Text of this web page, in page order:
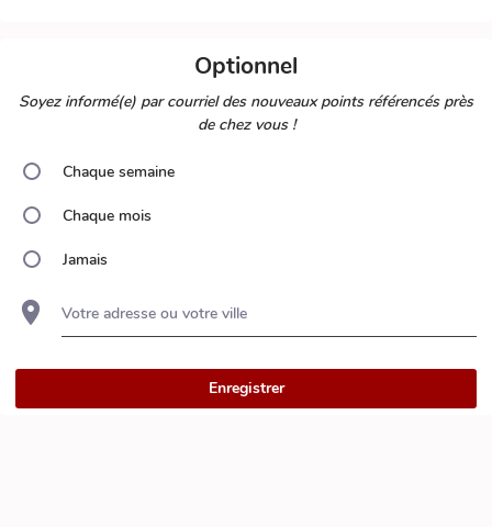
Optionnel
Soyez informé(e) par courriel des nouveaux points référencés près
de chez vous !
Chaque semaine
Chaque mois
Jamais
Votre adresse ou votre ville